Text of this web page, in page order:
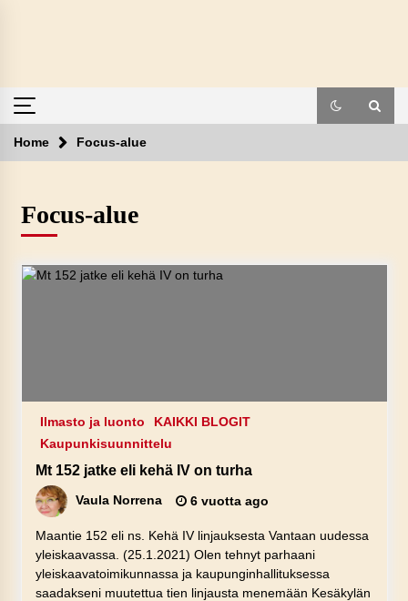
Home Focus-alue
Focus-alue
Ilmasto ja luonto
KAIKKI BLOGIT
Kaupunkisuunnittelu
Mt 152 jatke eli kehä IV on turha
Vaula Norrena 6 vuotta ago
Maantie 152 eli ns. Kehä IV linjauksesta Vantaan uudessa
yleiskaavassa. (25.1.2021) Olen tehnyt parhaani
yleiskaavatoimikunnassa ja kaupunginhallituksessa
saadakseni muutettua tien linjausta menemään Kesäkylän